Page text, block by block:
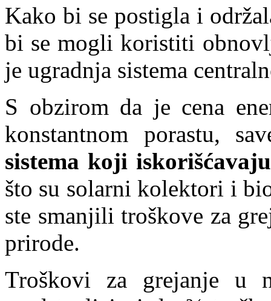
Kako bi se postigla i
bi se mogli koristiti
je ugradnja sistema
S obzirom da je cena
konstantnom porastu,
sistema koji
što su solarni kolektori i
ste smanjili troškove za
prirode.
Troškovi za grejanje u